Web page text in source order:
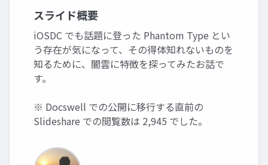
スライド概要
iOSDC でも話題に登った Phantom Type とい
う存在が気になって、その得体知れないものを
知るために、闇雲に特徴を探ってみたお話で
す。
※ Docswell での公開に移行する直前の
Slideshare での閲覧数は 2,945 でした。